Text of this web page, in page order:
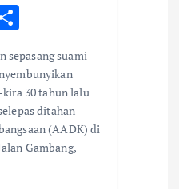
ar
e
sepasang suami
30 tahun lalu
ditahan
(AADK) di
Gambang,